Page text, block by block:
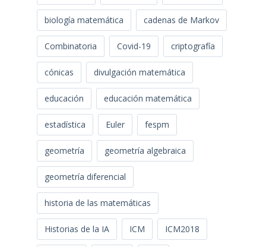
biología matemática cadenas de Markov
Combinatoria Covid-19 criptografía
cónicas divulgación matemática
educación educación matemática
estadística Euler fespm
geometría geometría algebraica
geometría diferencial
historia de las matemáticas
Historias de la IA ICM ICM2018